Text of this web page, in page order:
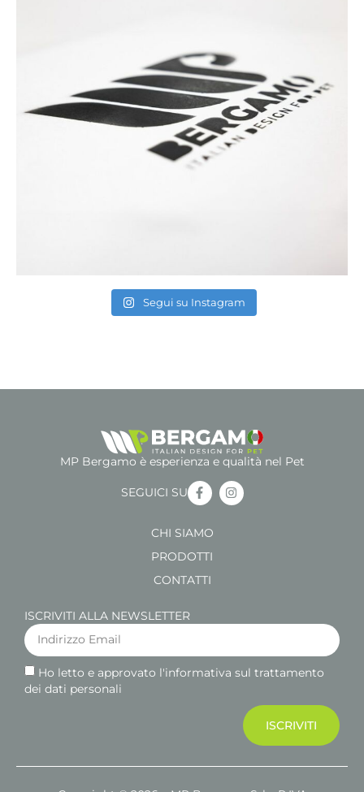
Segui su Instagram
MP Bergamo è esperienza e qualità nel Pet
SEGUICI SU
CHI SIAMO
PRODOTTI
CONTATTI
ISCRIVITI ALLA NEWSLETTER
Ho letto e approvato l'informativa sul trattamento
dei dati personali
ISCRIVITI